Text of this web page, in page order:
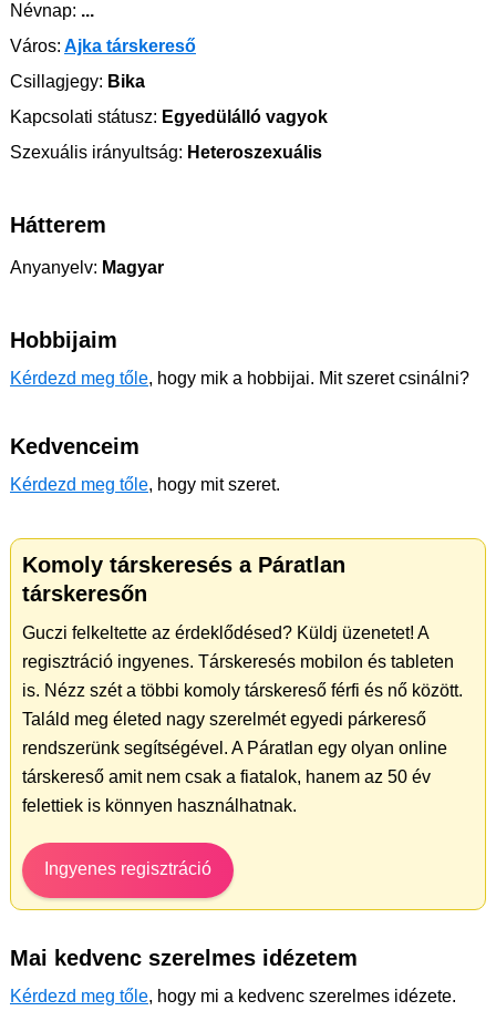
Névnap: ...
Város: Ajka társkereső
Csillagjegy: Bika
Kapcsolati státusz: Egyedülálló vagyok
Szexuális irányultság: Heteroszexuális
Hátterem
Anyanyelv: Magyar
Hobbijaim
Kérdezd meg tőle, hogy mik a hobbijai. Mit szeret csinálni?
Kedvenceim
Kérdezd meg tőle, hogy mit szeret.
Komoly társkeresés a Páratlan
társkeresőn
Guczi felkeltette az érdeklődésed? Küldj üzenetet! A
regisztráció ingyenes. Társkeresés mobilon és tableten
is. Nézz szét a többi komoly társkereső férfi és nő között.
Találd meg életed nagy szerelmét egyedi párkereső
rendszerünk segítségével. A Páratlan egy olyan online
társkereső amit nem csak a fiatalok, hanem az 50 év
felettiek is könnyen használhatnak.
Ingyenes regisztráció
Mai kedvenc szerelmes idézetem
Kérdezd meg tőle, hogy mi a kedvenc szerelmes idézete.